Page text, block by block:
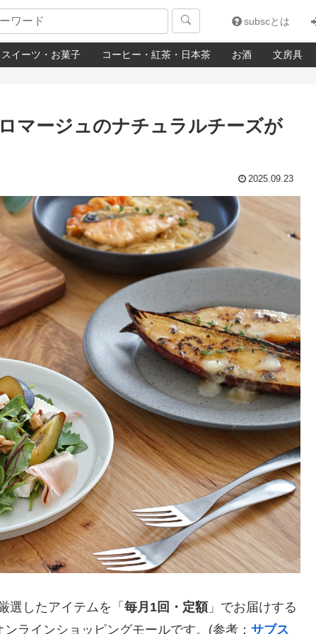
subscとは
スイーツ・お菓子 コーヒー・紅茶・日本茶 お酒 文房具
マージュのナチュラルチーズが
2025.09.23
選したアイテムを「 毎月1回・定額 」でお届けする
ラインショッピングモールです。(参考： サブス